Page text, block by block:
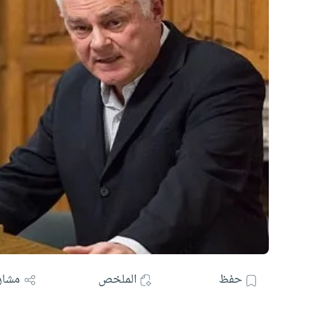
حفظ الملخص